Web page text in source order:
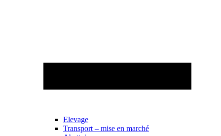
Elevage
Transport – mise en marché